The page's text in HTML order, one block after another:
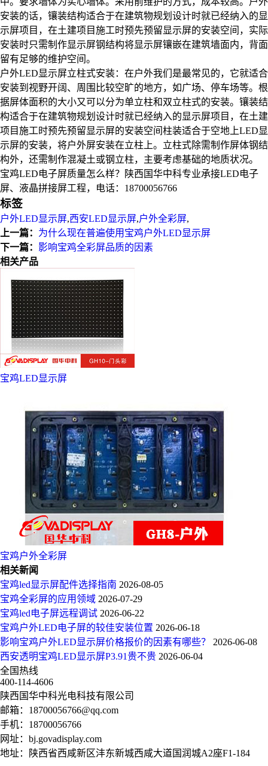
安装的话，镶装结构适合于在建筑物规划设计时就已经纳入的显
示屏项目，在土建项目施工时预先预留显示屏的安装空间，实际
安装时只需制作显示屏钢结构将显示屏镶嵌在建筑墙面内，背面
留有足够的维护空间。
户外LED显示屏立柱式安装：在户外我们是最常见的，它就适合
安装到视野开阔、周围比较空旷的地方，如广场、停车场等。根
据屏体面积的大小又可以分为单立柱和双立柱式的安装。镶装结
构适合于在建筑物规划设计时就已经纳入的显示屏项目，在土建
项目施工时预先预留显示屏的安装空间柱装适合于空地上LED显
示屏的安装，将户外屏安装在立柱上。立柱式除需制作屏体钢结
构外，还需制作混凝土或钢立柱，主要考虑基础的地质状况。
宝鸡LED电子屏质量怎么样？陕西国华中科专业承接LED电子
屏、液晶拼接屏工程，电话：18700056766
标签
户外LED显示屏,西安LED显示屏,户外全彩屏,
上一篇： 为什么现在普遍使用宝鸡户外LED显示屏
下一篇： 影响宝鸡全彩屏品质的因素
相关产品
宝鸡LED显示屏
宝鸡户外全彩屏
相关新闻
宝鸡led显示屏配件选择指南 2026-08-05
宝鸡全彩屏的应用领域 2026-07-29
宝鸡led电子屏远程调试 2026-06-22
宝鸡户外LED电子屏的较佳安装位置 2026-06-18
影响宝鸡户外LED显示屏价格报价的因素有哪些？ 2026-06-08
西安透明宝鸡LED显示屏P3.91贵不贵 2026-06-04
全国热线
400-114-4606
陕西国华中科光电科技有限公司
邮箱： 18700056766@qq.com
手机： 18700056766
网址： bj.govadisplay.com
地址：陕西省西咸新区沣东新城西咸大道国润城A2座F1-184